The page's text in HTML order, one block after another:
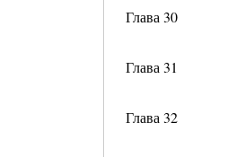
Глава 30
Глава 31
Глава 32